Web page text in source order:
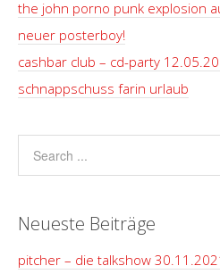
the john porno punk explosion
neuer posterboy!
cashbar club – cd-party
schnappschuss farin urlaub
Neueste Beiträge
pitcher – die talkshow